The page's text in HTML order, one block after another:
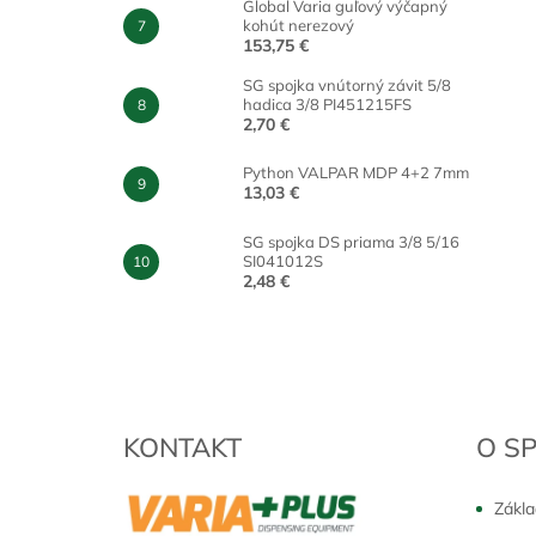
Global Varia guľový výčapný
kohút nerezový
153,75 €
SG spojka vnútorný závit 5/8
hadica 3/8 PI451215FS
2,70 €
Python VALPAR MDP 4+2 7mm
13,03 €
SG spojka DS priama 3/8 5/16
SI041012S
2,48 €
KONTAKT O